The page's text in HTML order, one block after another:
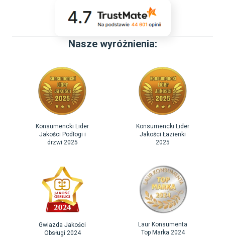
Nasze wyróżnienia:
Konsumencki Lider
Jakości Podłogi i
drzwi 2025
Konsumencki Lider
Jakości Łazienki
2025
Gwiazda Jakości
Obsługi 2024
Laur Konsumenta
Top Marka 2024